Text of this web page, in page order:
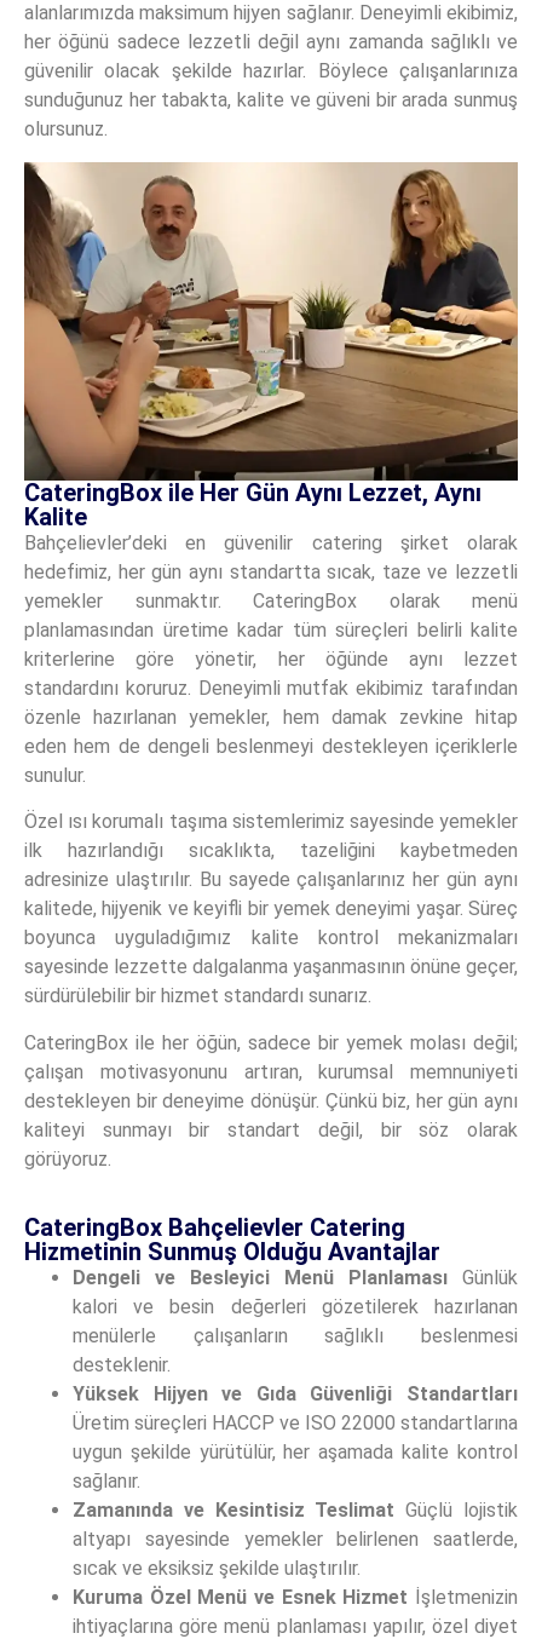
alanlarımızda maksimum hijyen sağlanır. Deneyimli ekibimiz,
her öğünü sadece lezzetli değil aynı zamanda sağlıklı ve
güvenilir olacak şekilde hazırlar. Böylece çalışanlarınıza
sunduğunuz her tabakta, kalite ve güveni bir arada sunmuş
olursunuz.
CateringBox ile Her Gün Aynı Lezzet, Aynı
Kalite
Bahçelievler’deki en güvenilir catering şirket olarak
hedefimiz, her gün aynı standartta sıcak, taze ve lezzetli
yemekler sunmaktır. CateringBox olarak menü
planlamasından üretime kadar tüm süreçleri belirli kalite
kriterlerine göre yönetir, her öğünde aynı lezzet
standardını koruruz. Deneyimli mutfak ekibimiz tarafından
özenle hazırlanan yemekler, hem damak zevkine hitap
eden hem de dengeli beslenmeyi destekleyen içeriklerle
sunulur.
Özel ısı korumalı taşıma sistemlerimiz sayesinde yemekler
ilk hazırlandığı sıcaklıkta, tazeliğini kaybetmeden
adresinize ulaştırılır. Bu sayede çalışanlarınız her gün aynı
kalitede, hijyenik ve keyifli bir yemek deneyimi yaşar. Süreç
boyunca uyguladığımız kalite kontrol mekanizmaları
sayesinde lezzette dalgalanma yaşanmasının önüne geçer,
sürdürülebilir bir hizmet standardı sunarız.
CateringBox ile her öğün, sadece bir yemek molası değil;
çalışan motivasyonunu artıran, kurumsal memnuniyeti
destekleyen bir deneyime dönüşür. Çünkü biz, her gün aynı
kaliteyi sunmayı bir standart değil, bir söz olarak
görüyoruz.
CateringBox Bahçelievler Catering
Hizmetinin Sunmuş Olduğu Avantajlar
Dengeli ve Besleyici Menü Planlaması
Günlük
kalori ve besin değerleri gözetilerek hazırlanan
menülerle çalışanların sağlıklı beslenmesi
desteklenir.
Yüksek Hijyen ve Gıda Güvenliği Standartları
Üretim süreçleri HACCP ve ISO 22000 standartlarına
uygun şekilde yürütülür, her aşamada kalite kontrol
sağlanır.
Zamanında ve Kesintisiz Teslimat Güçlü lojistik
altyapı sayesinde yemekler belirlenen saatlerde,
sıcak ve eksiksiz şekilde ulaştırılır.
Kuruma Özel Menü ve Esnek Hizmet İşletmenizin
ihtiyaçlarına göre menü planlaması yapılır, özel diyet